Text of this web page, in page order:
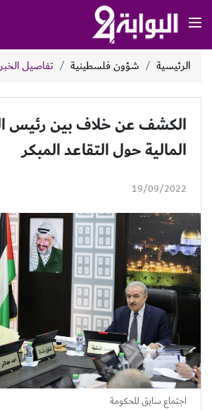
الرئيسية شؤون فلسطينية تفاصيل الخبر
الكشف عن خلاف بين رئيس
المالية حول التقاعد المبكر
19/09/2022
اجتماع سابق للحكومة